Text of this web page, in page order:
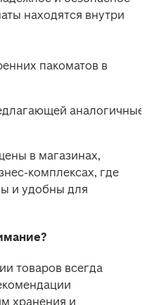
находятся внутри
пакоматов в
аналогичные
в магазинах,
комплексах, где
и удобны для
товаров всегда
хранения и